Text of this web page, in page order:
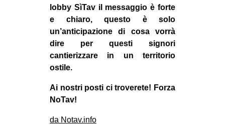
lobby SìTav il messaggio è forte
e chiaro, questo è solo
un’anticipazione di cosa vorrà
dire per questi signori
cantierizzare in un territorio
ostile.
Ai nostri posti ci troverete! Forza
NoTav!
da Notav.info